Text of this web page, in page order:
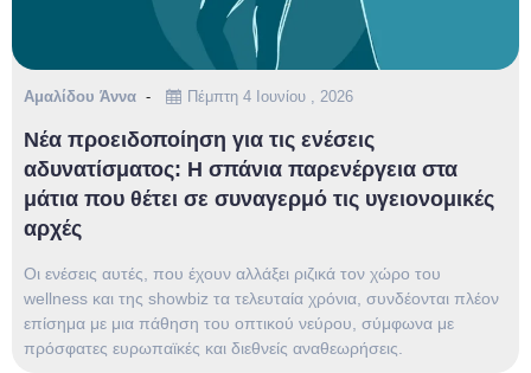
Αμαλίδου Άννα Πέμπτη 4 Ιουνίου , 2026
Νέα προειδοποίηση για τις ενέσεις
αδυνατίσματος: Η σπάνια παρενέργεια στα
μάτια που θέτει σε συναγερμό τις υγειονομικές
αρχές
Οι ενέσεις αυτές, που έχουν αλλάξει ριζικά τον χώρο του
wellness και της showbiz τα τελευταία χρόνια, συνδέονται πλέον
επίσημα με μια πάθηση του οπτικού νεύρου, σύμφωνα με
πρόσφατες ευρωπαϊκές και διεθνείς αναθεωρήσεις.